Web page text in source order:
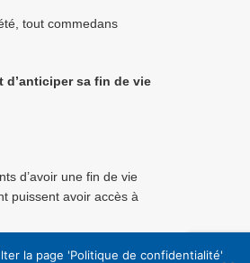
tout commedans
d’anticiper sa fin de vie
d’avoir une fin de vie
puissent avoir accès à
la page 'Politique de confidentialité'